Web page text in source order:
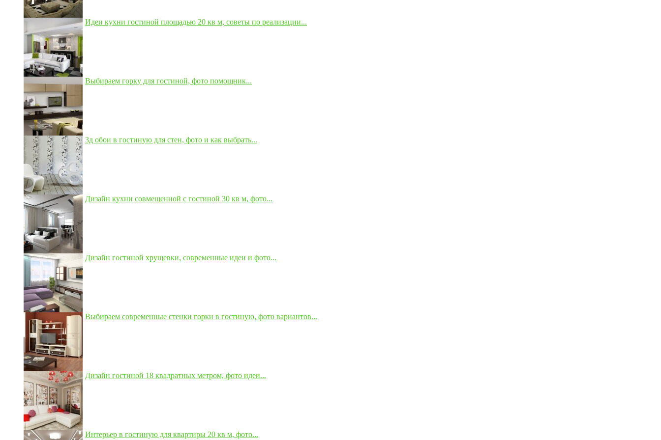
Идеи кухни гостиной площадью 20 кв м, советы по реализации...
Выбираем горку для гостиной, фото помощник...
3д обои в гостиную для стен, фото и как выбрать...
Дизайн кухни совмещенной с гостиной 30 кв м, фото...
Дизайн гостиной хрущевки, современные идеи и фото...
Выбираем современные стенки горки в гостиную, фото вариантов...
Дизайн гостиной 18 квадратных метром, фото идеи...
Интерьер в гостиную для квартиры 20 кв м, фото...